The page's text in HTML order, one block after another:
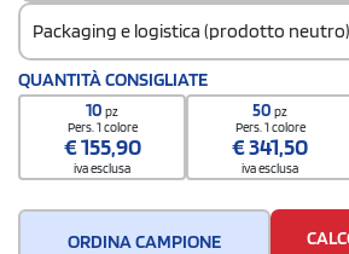
Packaging e logistica (prodotto neutro)
Codice doganale
61091000
QUANTITÀ CONSIGLIATE
10pz
Pers. 1 colore
€155,90
iva esclusa
50pz
Pers. 1 colore
€341,50
iva esclusa
ORDINA CAMPIONE